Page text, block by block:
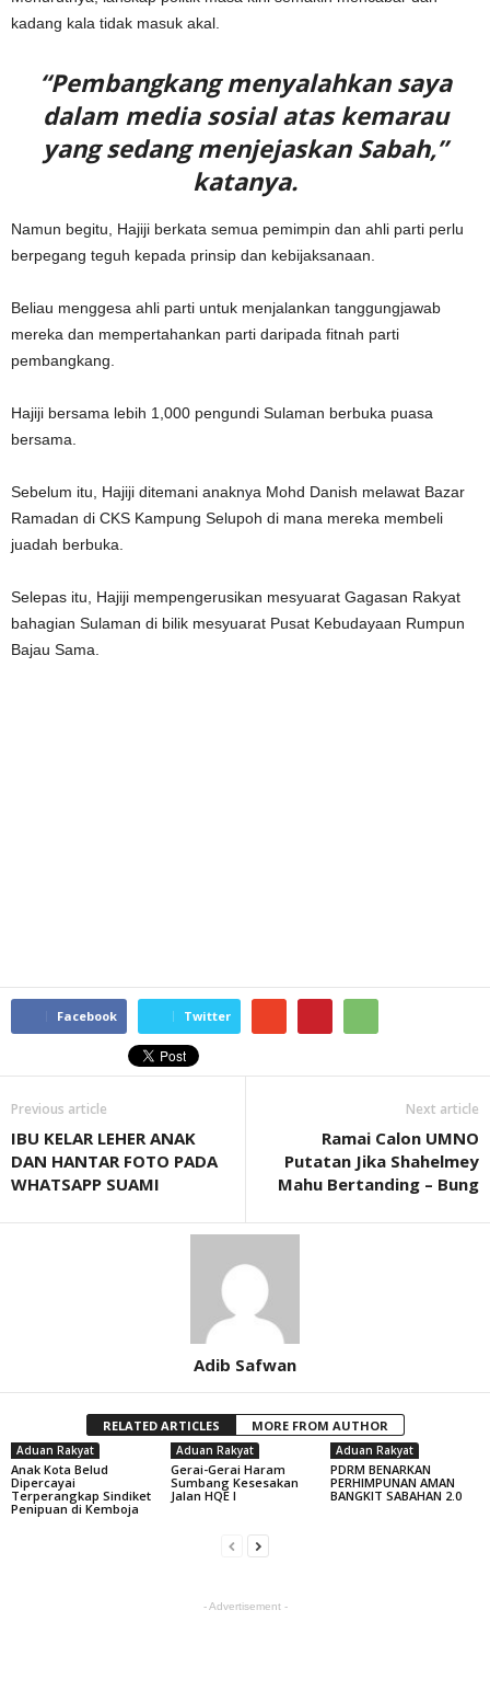
kadang kala tidak masuk akal.
“Pembangkang menyalahkan saya
dalam media sosial atas kemarau
yang sedang menjejaskan Sabah,”
katanya.
Namun begitu, Hajiji berkata semua pemimpin dan ahli parti perlu
berpegang teguh kepada prinsip dan kebijaksanaan.
Beliau menggesa ahli parti untuk menjalankan tanggungjawab
mereka dan mempertahankan parti daripada fitnah parti
pembangkang.
Hajiji bersama lebih 1,000 pengundi Sulaman berbuka puasa
bersama.
Sebelum itu, Hajiji ditemani anaknya Mohd Danish melawat Bazar
Ramadan di CKS Kampung Selupoh di mana mereka membeli
juadah berbuka.
Selepas itu, Hajiji mempengerusikan mesyuarat Gagasan Rakyat
bahagian Sulaman di bilik mesyuarat Pusat Kebudayaan Rumpun
Bajau Sama.
Facebook Twitter
Previous article
IBU KELAR LEHER ANAK
DAN HANTAR FOTO PADA
WHATSAPP SUAMI
Next article
Ramai Calon UMNO
Putatan Jika Shahelmey
Mahu Bertanding – Bung
Adib Safwan
RELATED ARTICLES MORE FROM AUTHOR
Aduan Rakyat
Anak Kota Belud
Dipercayai
Terperangkap Sindiket
Penipuan di Kemboja
Aduan Rakyat
Gerai-Gerai Haram
Sumbang Kesesakan
Jalan HQE I
Aduan Rakyat
PDRM BENARKAN
PERHIMPUNAN AMAN
BANGKIT SABAHAN 2.0
- Advertisement -